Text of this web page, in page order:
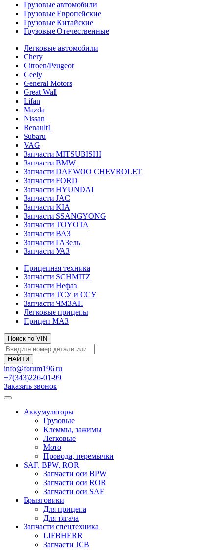
Грузовые автомобили
Грузовые Европейские
Грузовые Китайские
Грузовые Отечественные
Легковые автомобили
Chery
Citroen/Peugeot
Geely
General Motors
Great Wall
Lifan
Mazda
Nissan
Renault1
Subaru
VAG
Запчасти MITSUBISHI
Запчасти BMW
Запчасти DAEWOO CHEVROLET
Запчасти FORD
Запчасти HYUNDAI
Запчасти JAC
Запчасти KIA
Запчасти SSANGYONG
Запчасти TOYOTA
Запчасти ВАЗ
Запчасти ГАЗель
Запчасти УАЗ
Прицепная техника
Запчасти SCHMITZ
Запчасти Нефаз
Запчасти ТСУ и ССУ
Запчасти ЧМЗАП
Легковые прицепы
Прицеп МАЗ
Поиск по VIN
info@forum196.ru
+7(343)226-01-99
Заказать звонок
Аккумуляторы
Грузовые
Клеммы, зажимы
Легковые
Мото
Провода, перемычки
SAF, BPW, ROR
Запчасти оси BPW
Запчасти оси ROR
Запчасти оси SAF
Брызговики
Для прицепа
Для тягача
Запчасти спецтехника
LIEBHERR
Запчасти JCB